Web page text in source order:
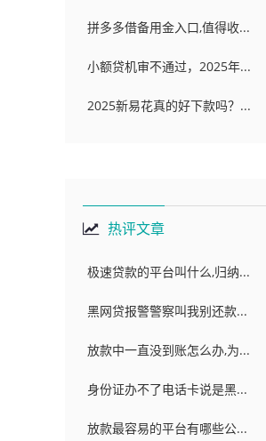
拼多多借备用金入口,值得收...
小额贷机审不通过，2025年...
2025新易花真的好下款吗？...
热评文章
极速贷款的平台叫什么,归纳...
黑网贷报警警察叫我别还款...
放款中一直没到账怎么办,为...
身份证办不了电话卡说是黑...
放款最容易的平台有哪些公...